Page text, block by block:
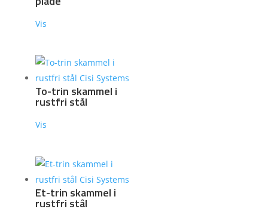
Vis
To-trin skammel i
rustfri stål
Vis
Et-trin skammel i
rustfri stål